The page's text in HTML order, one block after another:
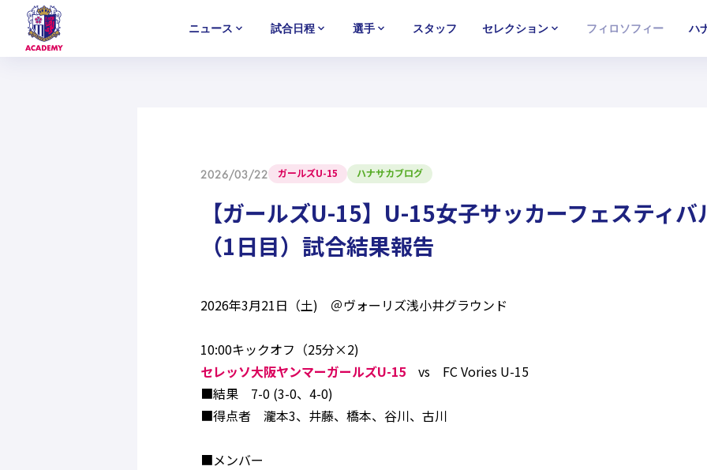
ニュース 試合日程 選手 スタッフ セレクション フィロソフィー ハ
2026/03/22 ガールズU-15 ハナサカブログ
【ガールズU-15】U-15女子サッカーフェスティ
（1日目）試合結果報告
2026年3月21日（土) ＠ヴォーリズ浅小井グラウンド
10:00キックオフ（25分×2)
セレッソ大阪ヤンマーガールズU-15 vs FC Vories U-15
■結果 7-0 (3-0、4-0)
■得点者 瀧本3、井藤、橋本、谷川、古川
■メンバー